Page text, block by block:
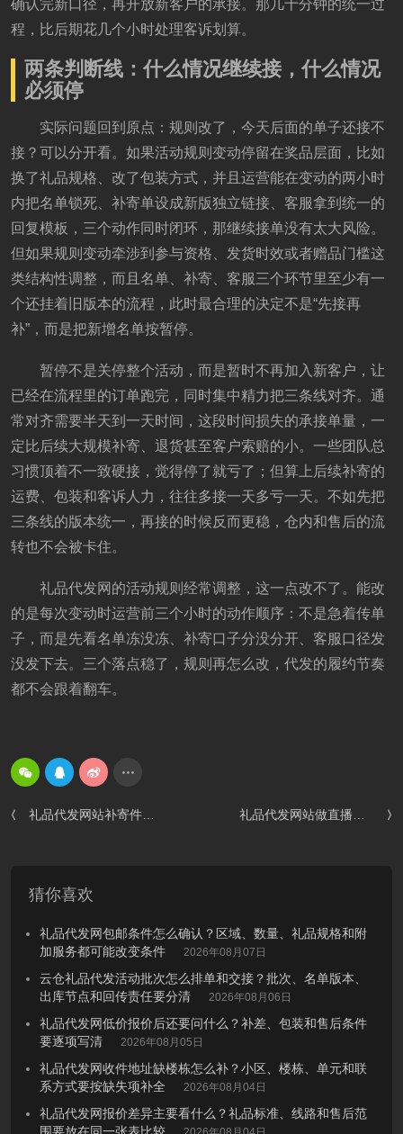
确认完新口径，再开放新客户的承接。那几十分钟的统一过
程，比后期花几个小时处理客诉划算。
两条判断线：什么情况继续接，什么情况
必须停
实际问题回到原点：规则改了，今天后面的单子还接不
接？可以分开看。如果活动规则变动停留在奖品层面，比如
换了礼品规格、改了包装方式，并且运营能在变动的两小时
内把名单锁死、补寄单设成新版独立链接、客服拿到统一的
回复模板，三个动作同时闭环，那继续接单没有太大风险。
但如果规则变动牵涉到参与资格、发货时效或者赠品门槛这
类结构性调整，而且名单、补寄、客服三个环节里至少有一
个还挂着旧版本的流程，此时最合理的决定不是“先接再
补”，而是把新增名单按暂停。
暂停不是关停整个活动，而是暂时不再加入新客户，让
已经在流程里的订单跑完，同时集中精力把三条线对齐。通
常对齐需要半天到一天时间，这段时间损失的承接单量，一
定比后续大规模补寄、退货甚至客户索赔的小。一些团队总
习惯顶着不一致硬接，觉得停了就亏了；但算上后续补寄的
运费、包装和客诉人力，往往多接一天多亏一天。不如先把
三条线的版本统一，再接的时候反而更稳，仓内和售后的流
转也不会被卡住。
礼品代发网的活动规则经常调整，这一点改不了。能改
的是每次变动时运营前三个小时的动作顺序：不是急着传单
子，而是先看名单冻没冻、补寄口子分没分开、客服口径发
没发下去。三个落点稳了，规则再怎么改，代发的履约节奏
都不会跟着翻车。
礼品代发网站补寄件进仓后还能换礼品吗？批次锁定、替代范围和客服承诺要一起核 礼品代发网站做直播间抽奖赠品到底适不适合？中奖核验、发放窗口和补寄解释决定了后面要扛多少压力
猜你喜欢
礼品代发网包邮条件怎么确认？区域、数量、礼品规格和附
加服务都可能改变条件
2026年08月07日
云仓礼品代发活动批次怎么排单和交接？批次、名单版本、
出库节点和回传责任要分清
2026年08月06日
礼品代发网低价报价后还要问什么？补差、包装和售后条件
要逐项写清
2026年08月05日
礼品代发网收件地址缺楼栋怎么补？小区、楼栋、单元和联
系方式要按缺失项补全
2026年08月04日
礼品代发网报价差异主要看什么？礼品标准、线路和售后范